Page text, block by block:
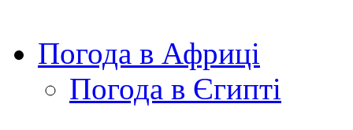
Погода в Африці
Погода в Єгипті